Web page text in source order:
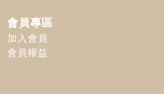
會員專區
加入會員
會員權益